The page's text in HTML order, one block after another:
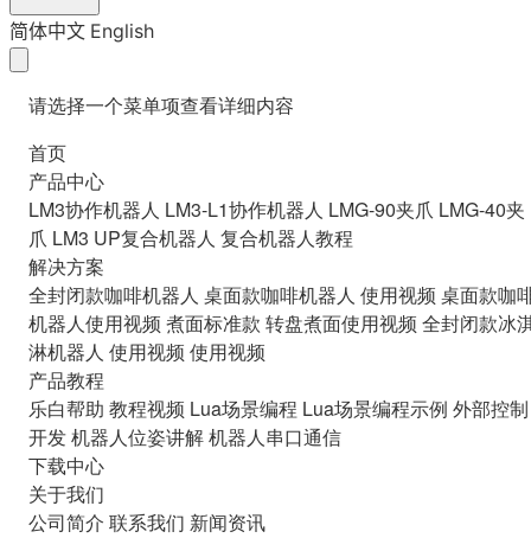
简体中文 English
请选择一个菜单项查看详细内容
首页
产品中心
LM3协作机器人 LM3-L1协作机器人 LMG-90夹爪 LMG-40夹
爪 LM3 UP复合机器人 复合机器人教程
解决方案
全封闭款咖啡机器人 桌面款咖啡机器人 使用视频 桌面款咖
机器人使用视频 煮面标准款 转盘煮面使用视频 全封闭款冰
淋机器人 使用视频 使用视频
产品教程
乐白帮助 教程视频 Lua场景编程 Lua场景编程示例 外部控制
开发机器人位姿讲解机器人串口通信
下载中心
关于我们
公司简介 联系我们 新闻资讯